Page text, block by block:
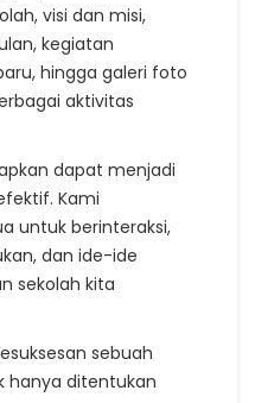
visi dan misi,
kegiatan
hingga galeri foto
aktivitas
dapat menjadi
Kami
untuk berinteraksi,
dan ide-ide
sekolah kita
sebuah
hanya ditentukan